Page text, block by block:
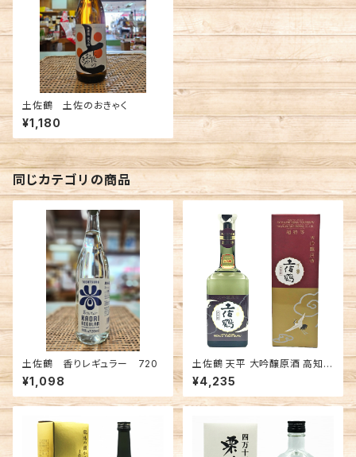
土佐鶴 土佐のおきゃく
¥1,180
同じカテゴリの商品
土佐鶴 香りレギュラー 720
¥1,098
土佐鶴 天平 大吟醸原酒 高知
土佐鶴酒造 日本酒
¥4,235